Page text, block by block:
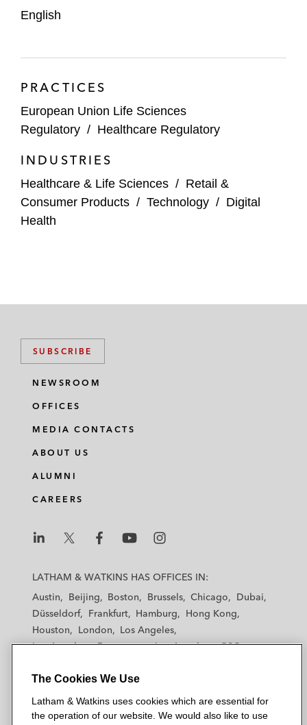
English
PRACTICES
European Union Life Sciences
Regulatory / Healthcare Regulatory
INDUSTRIES
Healthcare & Life Sciences / Retail &
Consumer Products / Technology / Digital
Health
SUBSCRIBE
NEWSROOM
OFFICES
MEDIA CONTACTS
ABOUT US
ALUMNI
CAREERS
a
k
a
h
t
k
a
h
t
k
a
t
k
a
m
t
k
LATHAM & WATKINS HAS OFFICES IN:
Austin
Beijing Boston Brussels Chicago
Dubai
Düsseldorf
Frankfurt Hamburg
Hong Kong
Houston
London
Los Angeles
Los Angeles — Downtown
Los Angeles — GSO
New York
Orange County
San Diego
San Francisco Seoul
Silicon Valley
Singapore
Tel Aviv Tokyo Washington, D.C.
The Cookies We Use
Latham & Watkins uses cookies which are essential for
the operation of our website. We would also like to use